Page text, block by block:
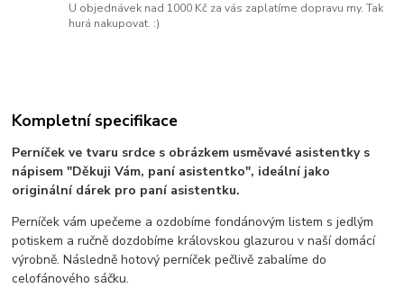
U objednávek nad 1000 Kč za vás zaplatíme dopravu my. Tak
hurá nakupovat. :)
Kompletní specifikace
Perníček ve tvaru srdce s obrázkem usměvavé asistentky s
nápisem "Děkuji Vám, paní asistentko", ideální jako
originální dárek pro paní asistentku.
Perníček vám upečeme a ozdobíme fondánovým listem s jedlým
potiskem a ručně dozdobíme královskou glazurou v naší domácí
výrobně. Následně hotový perníček pečlivě zabalíme do
celofánového sáčku.